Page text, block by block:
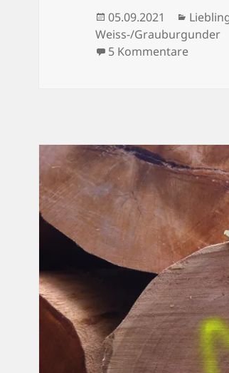
Veröffentlicht
am
05.09.2021
Weiss-/Grauburgunder
5 Kommentarezu